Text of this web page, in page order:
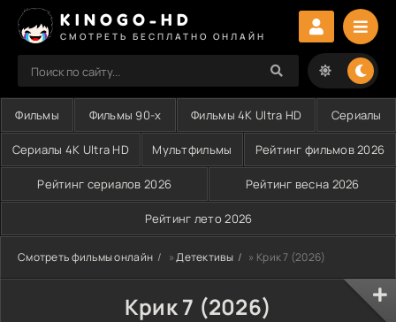
KINOGO-HD
СМОТРЕТЬ БЕСПЛАТНО ОНЛАЙН
Фильмы Фильмы 90-х Фильмы 4K Ultra HD Сериалы
Сериалы 4K Ultra HD Мультфильмы Рейтинг фильмов 2026
Рейтинг сериалов 2026 Рейтинг весна 2026
Рейтинг лето 2026
Смотреть фильмы онлайн »Детективы » Крик 7 (2026)
Крик 7 (2026)